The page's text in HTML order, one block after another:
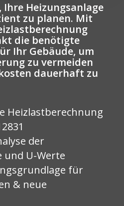
Heizungsanlage
zu planen. Mit
die benötigte
Ihr Gebäude, um
zu vermeiden
dauerhaft zu
Heizlastberechnung
der
und U-Werte
für
& neue